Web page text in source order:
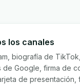
los canales
biografía de
Google, firma de
de presentación,